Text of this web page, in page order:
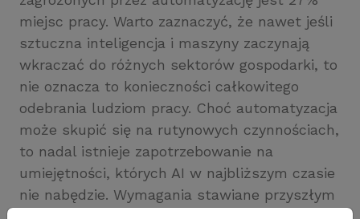
miejsc pracy. Warto zaznaczyć, że nawet jeśli
sztuczna inteligencja i maszyny zaczynają
wkraczać do różnych sektorów gospodarki, to
nie oznacza to konieczności całkowitego
odebrania ludziom pracy. Choć automatyzacja
może skupić się na rutynowych czynnościach,
to nadal istnieje zapotrzebowanie na
umiejętności, których AI w najbliższym czasie
nie nabędzie. Wymagania stawiane przyszłym